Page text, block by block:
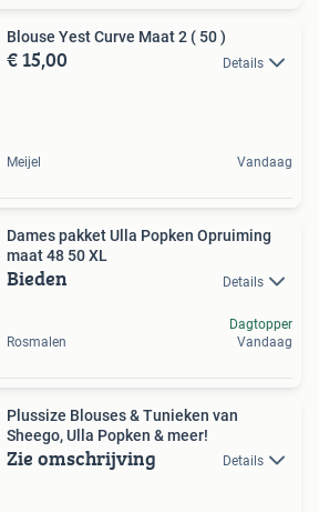
Blouse Yest Curve Maat 2 ( 50 )
€ 15,00 Details
Meijel Vandaag
Dames pakket Ulla Popken Opruiming
maat 48 50 XL
Bieden Details
Rosmalen
Dagtopper
Vandaag
Plussize Blouses & Tunieken van
Sheego, Ulla Popken & meer!
Zie omschrijving Details